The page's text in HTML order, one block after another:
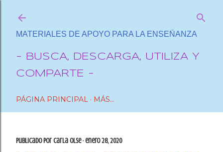
MATERIALES DE APOYO PARA LA ENSEÑANZA
- BUSCA, DESCARGA, UTILIZA Y
COMPARTE -
PÁGINA PRINCIPAL MÁS…
Publicado por Carla OlSe enero 28, 2020